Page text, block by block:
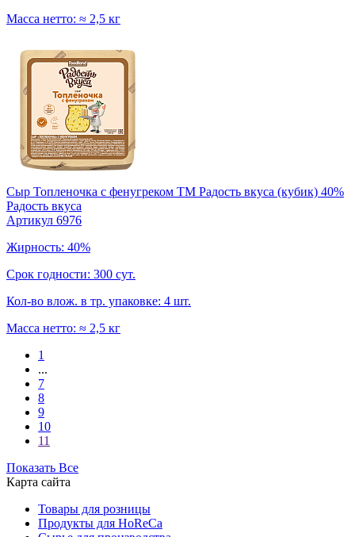
Масса нетто: ≈ 2,5 кг
Сыр Топленочка с фенугреком TM Радость вкуса (кубик) 40%
Радость вкуса
Артикул 6976
Жирность: 40%
Срок годности: 300 сут.
Кол-во влож. в тр. упаковке: 4 шт.
Масса нетто: ≈ 2,5 кг
1
...
7
8
9
10
11
Показать Все
Карта сайта
Товары для розницы
Продукты для HoReCa